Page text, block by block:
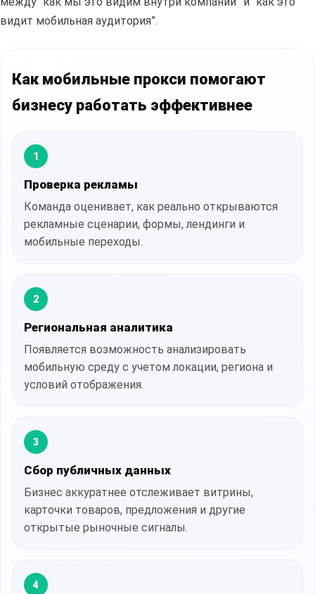
видит мобильная аудитория”.
Как мобильные прокси помогают
бизнесу работать эффективнее
1
Проверка рекламы
Команда оценивает, как реально открываются
рекламные сценарии, формы, лендинги и
мобильные переходы.
2
Региональная аналитика
Появляется возможность анализировать
мобильную среду с учетом локации, региона и
условий отображения.
3
Сбор публичных данных
Бизнес аккуратнее отслеживает витрины,
карточки товаров, предложения и другие
открытые рыночные сигналы.
4